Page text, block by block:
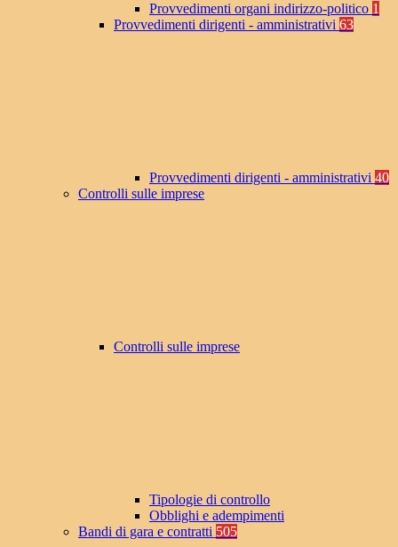
Provvedimenti organi indirizzo-politico 1
Provvedimenti dirigenti - amministrativi 63
Provvedimenti dirigenti - amministrativi 40
Controlli sulle imprese
Controlli sulle imprese
Tipologie di controllo
Obblighi e adempimenti
Bandi di gara e contratti 505